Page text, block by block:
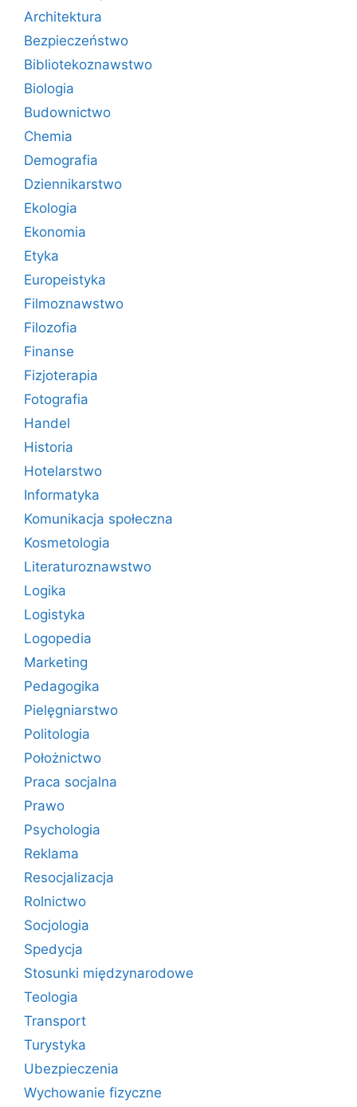
Architektura
Bezpieczeństwo
Bibliotekoznawstwo
Biologia
Budownictwo
Chemia
Demografia
Dziennikarstwo
Ekologia
Ekonomia
Etyka
Europeistyka
Filmoznawstwo
Filozofia
Finanse
Fizjoterapia
Fotografia
Handel
Historia
Hotelarstwo
Informatyka
Komunikacja społeczna
Kosmetologia
Literaturoznawstwo
Logika
Logistyka
Logopedia
Marketing
Pedagogika
Pielęgniarstwo
Politologia
Położnictwo
Praca socjalna
Prawo
Psychologia
Reklama
Resocjalizacja
Rolnictwo
Socjologia
Spedycja
Stosunki międzynarodowe
Teologia
Transport
Turystyka
Ubezpieczenia
Wychowanie fizyczne